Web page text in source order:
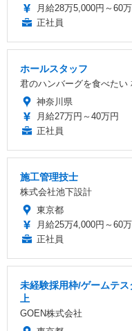
月給28万5,000円～60
正社員
ホールスタッフ
君のハンバーグを食べたい
神奈川県
月給27万円～40万円
正社員
施工管理技士
株式会社池下設計
東京都
月給25万4,000円～60
正社員
未経験採用枠/ゲームテ
上
GOEN株式会社